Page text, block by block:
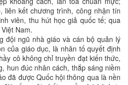
liên kết chương trình, công nhận tín
viên, thu hút học giả quốc tế; qua
Nam.
đội ngũ nhà giáo và cán bộ quản lý
của giáo dục, là nhân tố quyết định
cô không chỉ truyền đạt kiến thức,
hun đúc nhân cách, thắp sáng niềm
đã được Quốc hội thông qua là nền